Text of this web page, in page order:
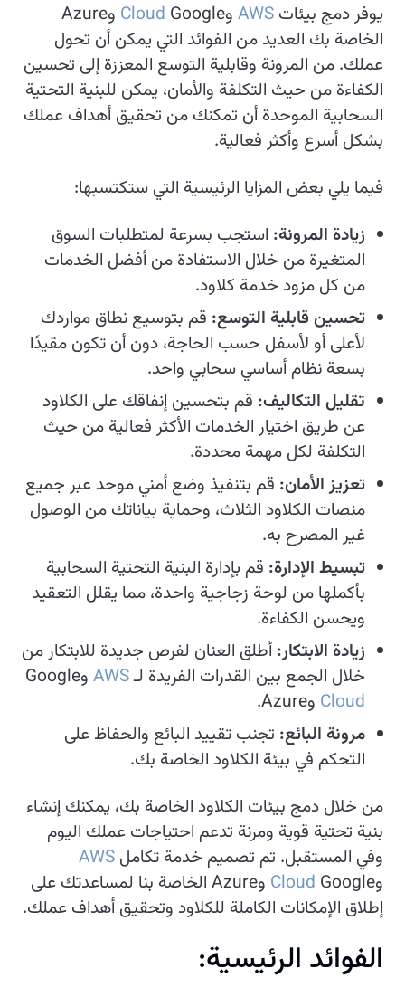
يوفر دمج بيئات AWS وGoogle Cloud وAzure
الخاصة بك العديد من الفوائد التي يمكن أن تحول
عملك. من المرونة وقابلية التوسع المعززة إلى تحسين
الكفاءة من حيث التكلفة والأمان، يمكن للبنية التحتية
السحابية الموحدة أن تمكنك من تحقيق أهداف عملك
بشكل أسرع وأكثر فعالية.
فيما يلي بعض المزايا الرئيسية التي ستكتسبها:
زيادة المرونة: استجب بسرعة لمتطلبات السوق
المتغيرة من خلال الاستفادة من أفضل الخدمات
من كل مزود خدمة كلاود.
تحسين قابلية التوسع: قم بتوسيع نطاق مواردك
لأعلى أو لأسفل حسب الحاجة، دون أن تكون مقيدًا
بسعة نظام أساسي سحابي واحد.
تقليل التكاليف: قم بتحسين إنفاقك على الكلاود
عن طريق اختيار الخدمات الأكثر فعالية من حيث
التكلفة لكل مهمة محددة.
تعزيز الأمان: قم بتنفيذ وضع أمني موحد عبر جميع
منصات الكلاود الثلاث، وحماية بياناتك من الوصول
غير المصرح به.
تبسيط الإدارة: قم بإدارة البنية التحتية السحابية
بأكملها من لوحة زجاجية واحدة، مما يقلل التعقيد
ويحسن الكفاءة.
زيادة الابتكار: أطلق العنان لفرص جديدة للابتكار من
خلال الجمع بين القدرات الفريدة لـAWS وGoogle
Cloud وAzure.
مرونة البائع: تجنب تقييد البائع والحفاظ على
التحكم في بيئة الكلاود الخاصة بك.
من خلال دمج بيئات الكلاود الخاصة بك، يمكنك إنشاء
بنية تحتية قوية ومرنة تدعم احتياجات عملك اليوم
وفي المستقبل. تم تصميم خدمة تكامل AWS
وGoogle
Cloud
وAzure الخاصة بنا لمساعدتك على
إطلاق الإمكانات الكاملة للكلاود وتحقيق أهداف عملك.
الفوائد الرئيسية: